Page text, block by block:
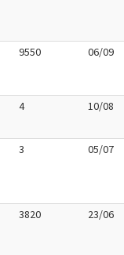
9550 06/09
4 10/08
3 05/07
3820 23/06